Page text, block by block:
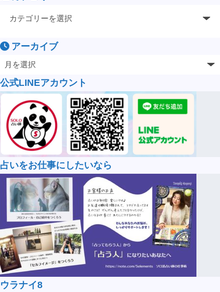
アーカイブ
公式LINEアカウント
占いをお仕事にしたいなら
ウラナイ8